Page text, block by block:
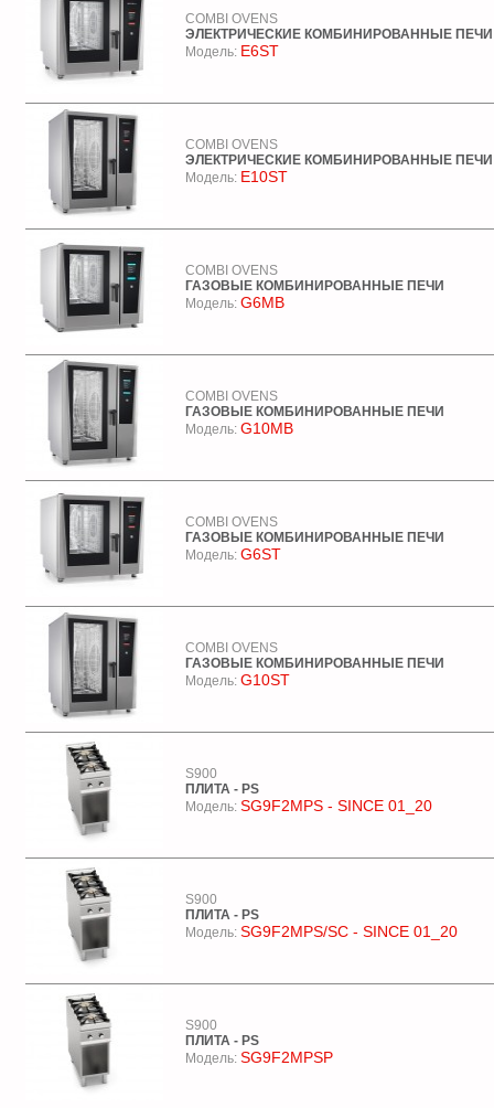
COMBI OVENS
ЭЛЕКТРИЧЕСКИЕ КОМБИНИРОВАННЫЕ ПЕЧИ
Модель: E6ST
COMBI OVENS
ЭЛЕКТРИЧЕСКИЕ КОМБИНИРОВАННЫЕ ПЕЧИ
Модель: E10ST
COMBI OVENS
ГАЗОВЫЕ КОМБИНИРОВАННЫЕ ПЕЧИ
Модель: G6MB
COMBI OVENS
ГАЗОВЫЕ КОМБИНИРОВАННЫЕ ПЕЧИ
Модель: G10MB
COMBI OVENS
ГАЗОВЫЕ КОМБИНИРОВАННЫЕ ПЕЧИ
Модель: G6ST
COMBI OVENS
ГАЗОВЫЕ КОМБИНИРОВАННЫЕ ПЕЧИ
Модель: G10ST
S900
ПЛИТА - PS
Модель: SG9F2MPS - SINCE 01_20
S900
ПЛИТА - PS
Модель: SG9F2MPS/SC - SINCE 01_20
S900
ПЛИТА - PS
Модель: SG9F2MPSP